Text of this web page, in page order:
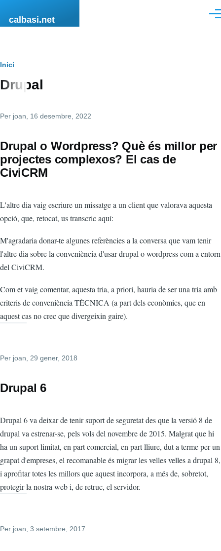
calbasi.net
Fil
d'ariadna
Inici
Drupal
Per joan , 16 desembre, 2022
Drupal o Wordpress? Què és millor per
projectes complexos? El cas de
CiviCRM
L'altre dia vaig escriure un missatge a un client que valorava aquesta
opció, que, retocat, us transcric aquí:
M'agradaria donar-te algunes referències a la conversa que vam tenir
l'altre dia sobre la conveniència d'usar drupal o wordpress com a entorn
del CiviCRM.
Com et vaig comentar, aquesta tria, a priori, hauria de ser una tria amb
criteris de conveniència TÈCNICA (a part dels econòmics, que en
aquest cas no crec que divergeixin gaire).
Per joan , 29 gener, 2018
Drupal 6
Drupal 6 va deixar de tenir suport de seguretat des que la versió 8 de
drupal va estrenar-se, pels vols del novembre de 2015. Malgrat que hi
ha un suport limitat, en part comercial, en part lliure, dut a terme per un
grapat d'empreses, el recomanable és migrar les velles velles a drupal 8,
i aprofitar totes les millors que aquest incorpora, a més de, sobretot,
protegir la nostra web i, de retruc, el servidor.
Per joan , 3 setembre, 2017